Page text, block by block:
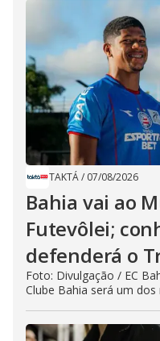
TAKTÁ/ 07/08/2026
Bahia vai ao
Futevôlei;
defenderá o
Foto: Divulgação / EC
Clube Bahia será um dos